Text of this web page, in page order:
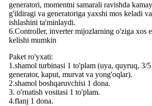
generatori, momentni samarali ravishda
g'ildiragi va generatoriga yaxshi mos keladi
ishlashini ta'minlaydi.
6.Controller, inverter mijozlarning o'ziga xos
kelishi mumkin
Paket ro'yxati:
1.shamol turbinasi 1 to'plam (uya, quyruq, 3/
generator, kaput, murvat va yong'oqlar).
2.shamol boshqaruvchisi 1 dona.
3. o'rnatish vositasi 1 to'plam.
4.flanj 1 dona.